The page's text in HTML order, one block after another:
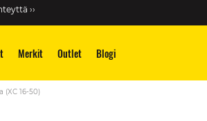
››
Merkit Outlet Blogi
(XC 16-50)